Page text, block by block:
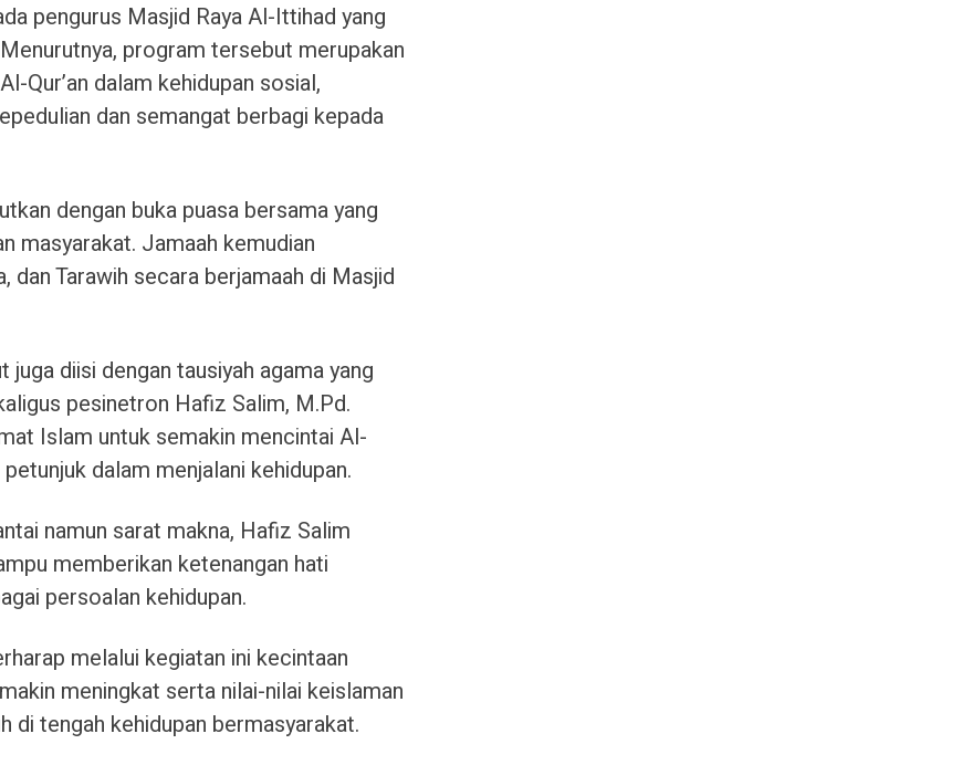
pengurus Masjid Raya Al-Ittihad yang
program tersebut merupakan
Qur’an dalam kehidupan sosial,
dan semangat berbagi kepada
dengan buka puasa bersama yang
masyarakat. Jamaah kemudian
dan Tarawih secara berjamaah di Masjid
juga diisi dengan tausiyah agama yang
pesinetron Hafiz Salim, M.Pd.
Islam untuk semakin mencintai Al-
dalam menjalani kehidupan.
namun sarat makna, Hafiz Salim
memberikan ketenangan hati
persoalan kehidupan.
melalui kegiatan ini kecintaan
meningkat serta nilai-nilai keislaman
di tengah kehidupan bermasyarakat.